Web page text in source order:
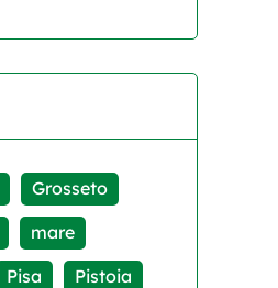
Grosseto
mare
Pisa
Pistoia